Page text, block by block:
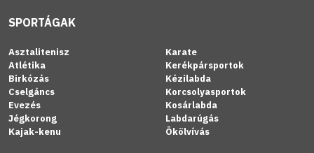
SPORTÁGAK
Asztalitenisz
Atlétika
Birkózás
Cselgáncs
Evezés
Jégkorong
Kajak-kenu
Karate
Kerékpársportok
Kézilabda
Korcsolyasportok
Kosárlabda
Labdarúgás
Ökölvívás